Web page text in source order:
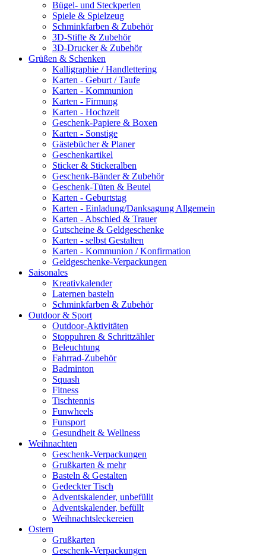
Bügel- und Steckperlen
Spiele & Spielzeug
Schminkfarben & Zubehör
3D-Stifte & Zubehör
3D-Drucker & Zubehör
Grüßen & Schenken
Kalligraphie / Handlettering
Karten - Geburt / Taufe
Karten - Kommunion
Karten - Firmung
Karten - Hochzeit
Geschenk-Papiere & Boxen
Karten - Sonstige
Gästebücher & Planer
Geschenkartikel
Sticker & Stickeralben
Geschenk-Bänder & Zubehör
Geschenk-Tüten & Beutel
Karten - Geburtstag
Karten - Einladung/Danksagung Allgemein
Karten - Abschied & Trauer
Gutscheine & Geldgeschenke
Karten - selbst Gestalten
Karten - Kommunion / Konfirmation
Geldgeschenke-Verpackungen
Saisonales
Kreativkalender
Laternen basteln
Schminkfarben & Zubehör
Outdoor & Sport
Outdoor-Aktivitäten
Stoppuhren & Schrittzähler
Beleuchtung
Fahrrad-Zubehör
Badminton
Squash
Fitness
Tischtennis
Funwheels
Funsport
Gesundheit & Wellness
Weihnachten
Geschenk-Verpackungen
Grußkarten & mehr
Basteln & Gestalten
Gedeckter Tisch
Adventskalender, unbefüllt
Adventskalender, befüllt
Weihnachtsleckereien
Ostern
Grußkarten
Geschenk-Verpackungen